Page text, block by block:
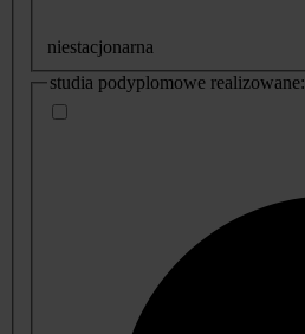
niestacjonarna
studia podyplomowe realizowane: